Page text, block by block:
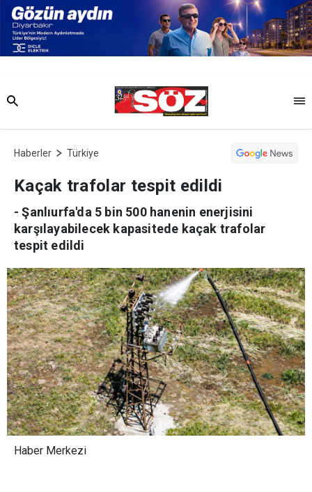
Haberler Türkiye
Kaçak trafolar tespit edildi
- Şanlıurfa'da 5 bin 500 hanenin enerjisini
karşılayabilecek kapasitede kaçak trafolar
tespit edildi
Haber Merkezi